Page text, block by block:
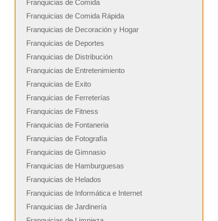
Franquicias de Comida
Franquicias de Comida Rápida
Franquicias de Decoración y Hogar
Franquicias de Deportes
Franquicias de Distribución
Franquicias de Entretenimiento
Franquicias de Exito
Franquicias de Ferreterías
Franquicias de Fitness
Franquicias de Fontaneria
Franquicias de Fotografía
Franquicias de Gimnasio
Franquicias de Hamburguesas
Franquicias de Helados
Franquicias de Informática e Internet
Franquicias de Jardinería